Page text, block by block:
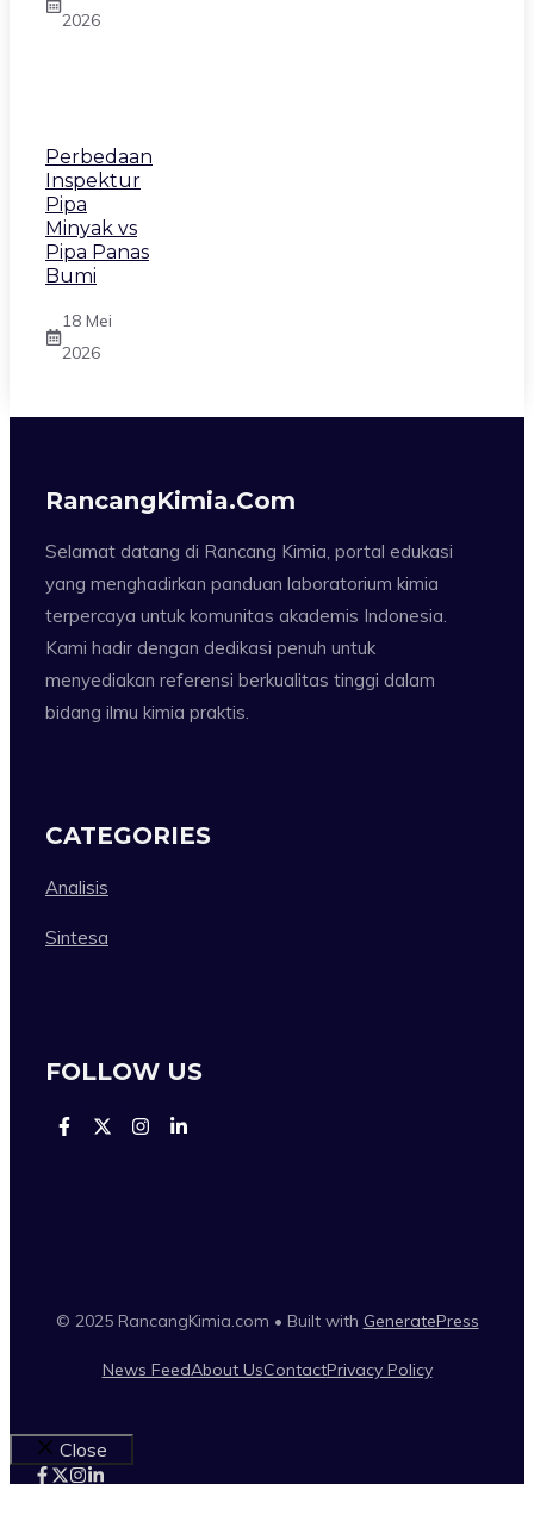
2026
Perbedaan
Inspektur
Pipa
Minyak vs
Pipa Panas
Bumi
18 Mei
2026
RancangKimia.com
Selamat datang di Rancang Kimia, portal edukasi
yang menghadirkan panduan laboratorium kimia
terpercaya untuk komunitas akademis Indonesia.
Kami hadir dengan dedikasi penuh untuk
menyediakan referensi berkualitas tinggi dalam
bidang ilmu kimia praktis.
CATEGORIES
Analisis
Sintesa
FOLLOW US
© 2025 RancangKimia.com • Built with GeneratePress
News FeedAbout UsContactPrivacy Policy
Close